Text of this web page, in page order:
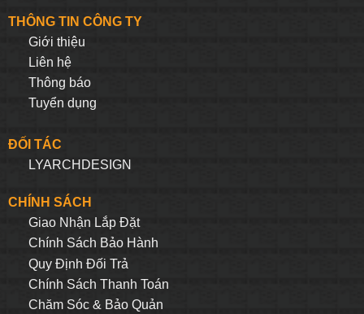
THÔNG TIN CÔNG TY
Giới thiệu
Liên hệ
Thông báo
Tuyển dụng
ĐỐI TÁC
LYARCHDESIGN
CHÍNH SÁCH
Giao Nhận Lắp Đặt
Chính Sách Bảo Hành
Quy Định Đối Trả
Chính Sách Thanh Toán
Chăm Sóc & Bảo Quản